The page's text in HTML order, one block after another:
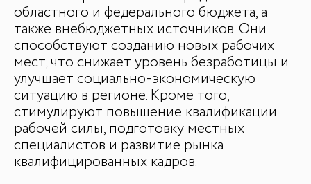
областного и федерального бюджета, а
также внебюджетных источников. Они
способствуют созданию новых рабочих
мест, что снижает уровень безработицы и
улучшает социально-экономическую
ситуацию в регионе. Кроме того,
стимулируют повышение квалификации
рабочей силы, подготовку местных
специалистов и развитие рынка
квалифицированных кадров.